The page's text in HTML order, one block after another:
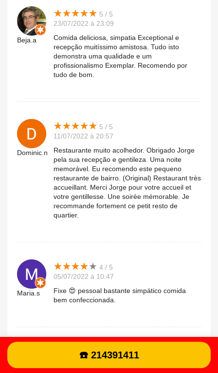
Beja.a
★★★★★
★★★★★ 5 / 5
23/07/2022 à 23:09
Comida deliciosa, simpatia Exceptional e
recepção muitíssimo amistosa. Tudo isto
demonstra uma qualidade e um
profissionalismo Exemplar. Recomendo por
tudo de bom.
Dominic.n
★★★★★
★★★★★ 5 / 5
11/07/2022 à 20:57
Restaurante muito acolhedor. Obrigado Jorge
pela sua recepção e gentileza. Uma noite
memorável. Eu recomendo este pequeno
restaurante de bairro. (Original) Restaurant très
accueillant. Merci Jorge pour votre accueil et
votre gentillesse. Une soirée mémorable. Je
recommande fortement ce petit resto de
quartier.
Maria.s
★★★★★
★★★★★ 4 / 5
05/07/2022 à 10:47
Fixe 😍 pessoal bastante simpático comida
bem confeccionada.
★ ★
★ ★ 4 / 5
27/06/2022 à 23:54
☎️ 214391411